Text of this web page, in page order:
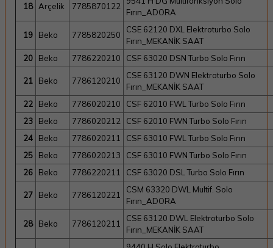
18 Arçelik 7785870122
Fırın_ADORA
19 Beko 7785820250
CSE 62120 DXL Elektroturbo Solo
Fırın_MEKANİK SAAT
20
Beko 7786220210 CSF 63020 DSN Turbo Solo Fırın
21 Beko 7786120210
CSE 63120 DWN Elektroturbo Solo
Fırın_MEKANİK SAAT
22
Beko 7786020210
CSF 62010 FWL Turbo Solo Fırın
23
Beko 7786020212
CSF 62010 FWN Turbo Solo Fırın
24
Beko 7786020211
CSF 63010 FWL Turbo Solo Fırın
25
Beko 7786020213
CSF 63010 FWN Turbo Solo Fırın
26
Beko 7786220211 CSF 63020 DSL Turbo Solo Fırın
27 Beko 7786120221
CSM 63320 DWL Multif. Solo
Fırın_ADORA
28 Beko 7786120211
CSE 63120 DWL Elektroturbo Solo
Fırın_MEKANİK SAAT